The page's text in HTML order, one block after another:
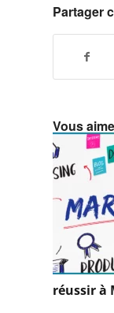
Partager
Vous
réussir à